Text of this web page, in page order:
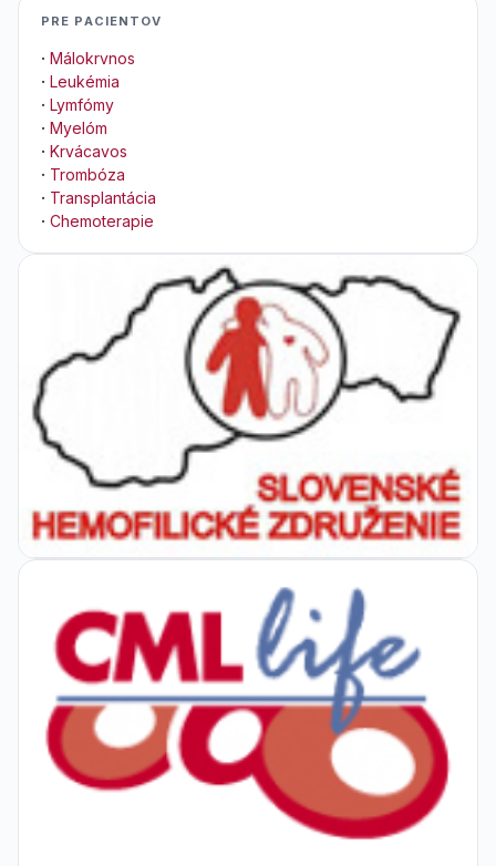
PRE PACIENTOV
· Málokrvnos
· Leukémia
· Lymfómy
· Myelóm
· Krvácavos
· Trombóza
· Transplantácia
· Chemoterapie